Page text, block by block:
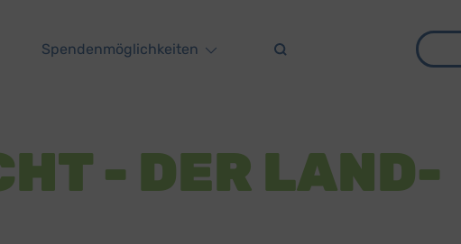
Spendenmöglichkeiten
- DER LAND-